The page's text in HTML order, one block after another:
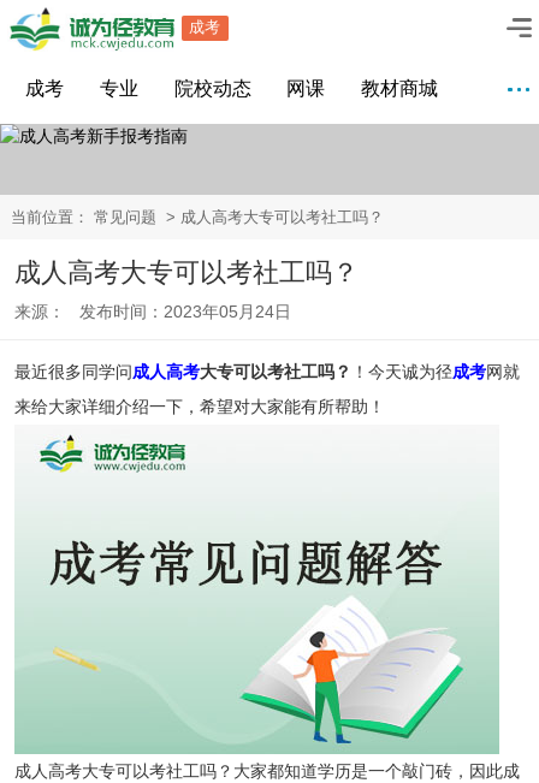
成考
成考 专业 院校动态 网课 教材商城
当前位置： 常见问题 > 成人高考大专可以考社工吗？
成人高考大专可以考社工吗？
来源： 发布时间：2023年05月24日
最近很多同学问成人高考大专可以考社工吗？ ！今天诚为径成考网就
来给大家详细介绍一下，希望对大家能有所帮助！
成人高考大专可以考社工吗？大家都知道学历是一个敲门砖，因此成